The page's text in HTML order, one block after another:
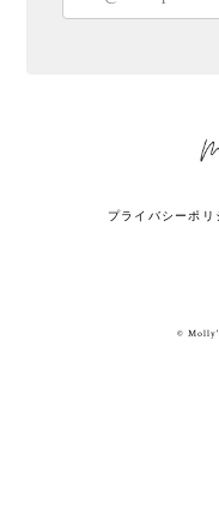
プライバシーポリ
©